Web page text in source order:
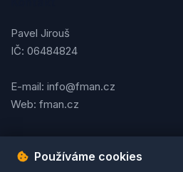
Pavel Jirouš
IČ: 06484824
E-mail: info@fman.cz
Web: fman.cz
Používáme cookies